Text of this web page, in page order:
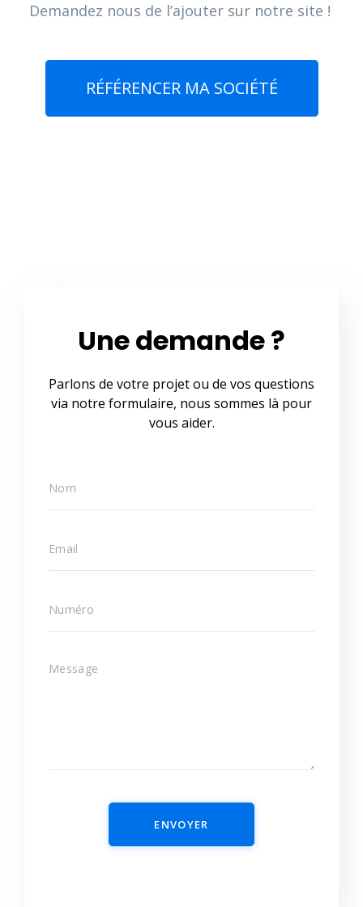
Demandez nous de l’ajouter sur notre site !
RÉFÉRENCER MA SOCIÉTÉ
Une demande ?
Parlons de votre projet ou de vos questions
via notre formulaire, nous sommes là pour
vous aider.
ENVOYER